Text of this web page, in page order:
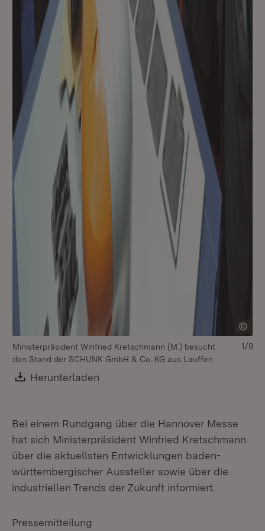
Ministerpräsident Winfried Kretschmann (M.) besucht
den Stand der SCHUNK GmbH & Co. KG aus Lauffen
Download:
Herunterladen
1/9
Bei einem Rundgang über die Hannover Messe
hat sich Ministerpräsident Winfried Kretschmann
über die aktuellsten Entwicklungen baden-
württembergischer Aussteller sowie über die
industriellen Trends der Zukunft informiert.
Pressemitteilung